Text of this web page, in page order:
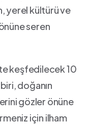
⁤yerel kültürü ve
seren
keşfedilecek 10⁤
doğanın
⁣gözler önüne
için ilham